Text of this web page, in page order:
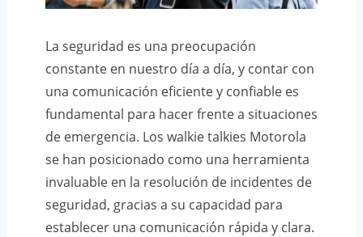
La seguridad es una preocupación
constante en nuestro día a día, y contar con
una comunicación eficiente y confiable es
fundamental para hacer frente a situaciones
de emergencia. Los walkie talkies Motorola
se han posicionado como una herramienta
invaluable en la resolución de incidentes de
seguridad, gracias a su capacidad para
establecer una comunicación rápida y clara.